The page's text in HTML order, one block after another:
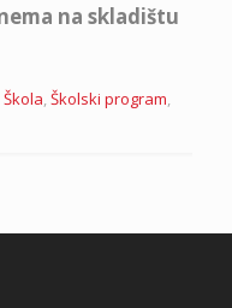
na skladištu
Škola Školski program